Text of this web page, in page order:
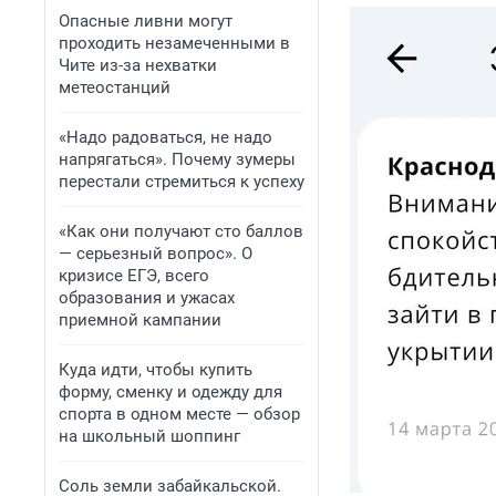
Опасные ливни могут
проходить незамеченными в
Чите из-за нехватки
метеостанций
«Надо радоваться, не надо
напрягаться». Почему зумеры
перестали стремиться к успеху
«Как они получают сто баллов
— серьезный вопрос». О
кризисе ЕГЭ, всего
образования и ужасах
приемной кампании
Куда идти, чтобы купить
форму, сменку и одежду для
спорта в одном месте — обзор
на школьный шоппинг
Соль земли забайкальской.